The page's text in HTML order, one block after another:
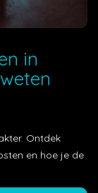
in
Ontdek
en hoe je de